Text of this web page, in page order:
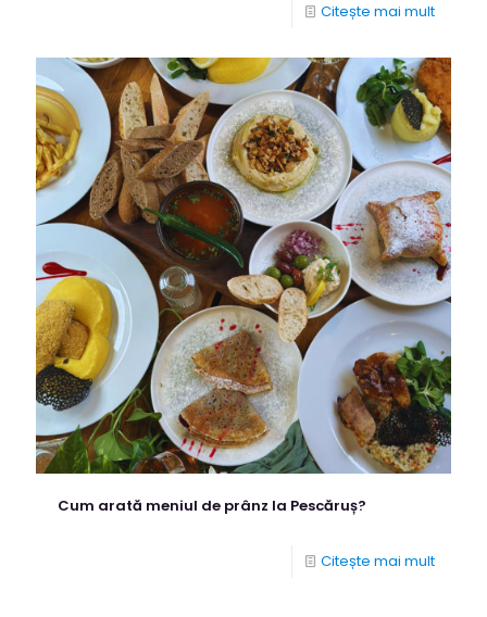
Citește mai mult
Cum arată meniul de prânz la Pescăruș?
Citește mai mult